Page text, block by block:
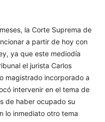
la Corte Suprema de
a partir de hoy con
ya que este mediodía
el jurista Carlos
magistrado incorporado a
intervenir en el tema de
de haber ocupado su
lo inmediato otro tema